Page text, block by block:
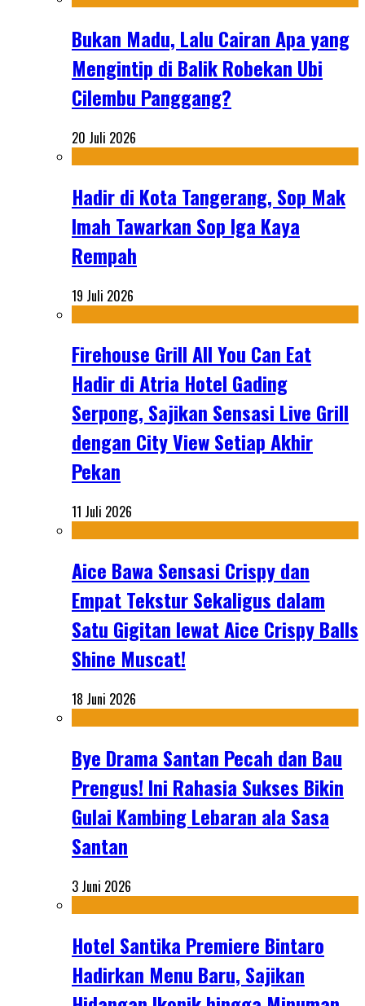
Bukan Madu, Lalu Cairan Apa yang
Mengintip di Balik Robekan Ubi
Cilembu Panggang?
20 Juli 2026
Hadir di Kota Tangerang, Sop Mak
Imah Tawarkan Sop Iga Kaya
Rempah
19 Juli 2026
Firehouse Grill All You Can Eat
Hadir di Atria Hotel Gading
Serpong, Sajikan Sensasi Live Grill
dengan City View Setiap Akhir
Pekan
11 Juli 2026
Aice Bawa Sensasi Crispy dan
Empat Tekstur Sekaligus dalam
Satu Gigitan lewat Aice Crispy Balls
Shine Muscat!
18 Juni 2026
Bye Drama Santan Pecah dan Bau
Prengus! Ini Rahasia Sukses Bikin
Gulai Kambing Lebaran ala Sasa
Santan
3 Juni 2026
Hotel Santika Premiere Bintaro
Hadirkan Menu Baru, Sajikan